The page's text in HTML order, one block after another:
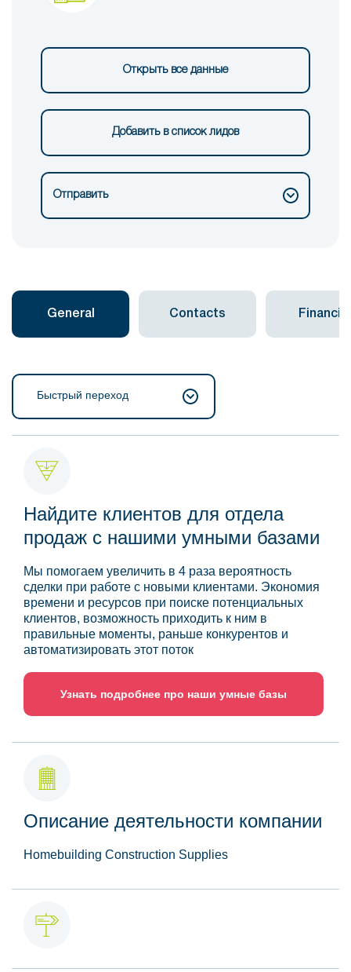
Открыть все данные
Добавить в список лидов
Отправить
General Contacts Financial
Быстрый переход
Найдите клиентов для отдела
продаж с нашими умными базами
Мы помогаем увеличить в 4 раза вероятность
сделки при работе с новыми клиентами. Экономия
времени и ресурсов при поиске потенциальных
клиентов, возможность приходить к ним в
правильные моменты, раньше конкурентов и
автоматизировать этот поток
Узнать подробнее про наши умные базы
Описание деятельности компании
Homebuilding Construction Supplies